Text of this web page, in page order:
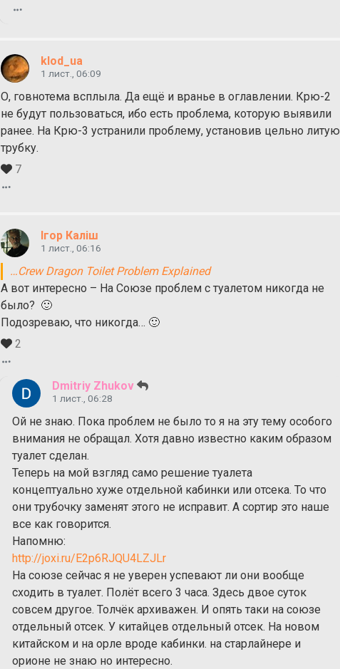
klod_ua
1 лист., 06:09
О, говнотема всплыла. Да ещё и вранье в оглавлении. Крю-2
не будут пользоваться, ибо есть проблема, которую выявили
ранее. На Крю-3 устранили проблему, установив цельно литую
трубку.
7
Ігор Каліш
1 лист., 06:16
…Crew Dragon Toilet Problem Explained
А вот интересно – На Союзе проблем с туалетом никогда не
было? 🙂
Подозреваю, что никогда… 🙂
2
Dmitriy Zhukov
1 лист., 06:28
Ой не знаю. Пока проблем не было то я на эту тему особого
внимания не обращал. Хотя давно известно каким образом
туалет сделан.
Теперь на мой взгляд само решение туалета
концептуально хуже отдельной кабинки или отсека. То что
они трубочку заменят этого не исправит. А сортир это наше
все как говорится.
Напомню:
http://joxi.ru/E2p6RJQU4LZJLr
На союзе сейчас я не уверен успевают ли они вообще
сходить в туалет. Полёт всего 3 часа. Здесь двое суток
совсем другое. Толчёк архиважен. И опять таки на союзе
отдельный отсек. У китайцев отдельный отсек. На новом
китайском и на орле вроде кабинки. на старлайнере и
орионе не знаю но интересно.